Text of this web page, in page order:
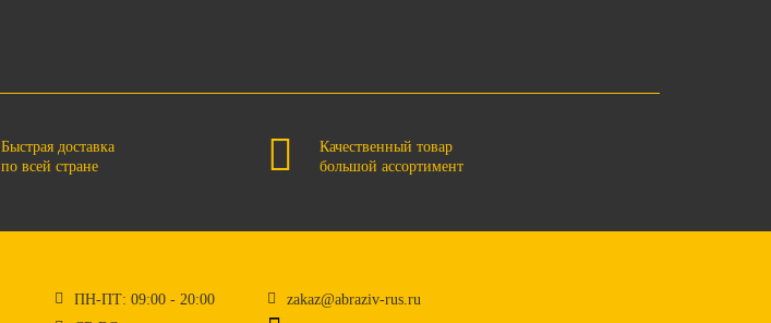
Быстрая доставка
по всей стране
Качественный товар
большой ассортимент
ПН-ПТ: 09:00 - 20:00
zakaz@abraziv-rus.ru